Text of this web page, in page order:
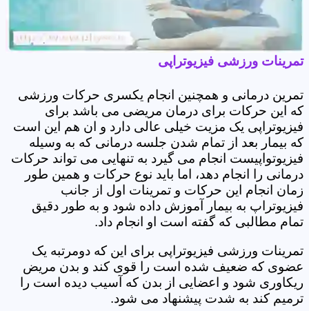
تمرینات ورزشی فیزیوتراپی
تمرین درمانی و همچنین انجام یکسری حرکات ورزشی
که این حرکات برای درمان مریضی می باشد برای
فیزیوتراپی یک مزیت خیلی عالی دارد و ان هم این است
که بیمار بعد از تمام شدن جلسه درمانی که به وسیله
فیزیوتواپیست انجام می گیرد به تنهایی می تواند حرکات
درمانی را انجام دهد، اما باید نوع حرکات و همین طور
زمان انجام این حرکات و تمرینات اول از جانب
فیزیوتراپ به بیمار آموزش داده شود و به طور دقیق
تمام مطالبی که گفته است او انجام داد.
تمرینات ورزشی فیزیوتراپی برای این که دومرتبه یک
عضوی که ضعیف شده است را قوی کند و بدن مریض
ریکاوری شود و اعضایی از بدن که آسیب دیده است را
ترمیم کند به شدت پیشنهاد می شود.